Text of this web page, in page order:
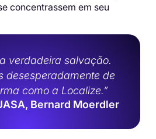
concentrassem em seu
verdadeira salvação.
desesperadamente de
como a Localize.”
Bernard Moerdler